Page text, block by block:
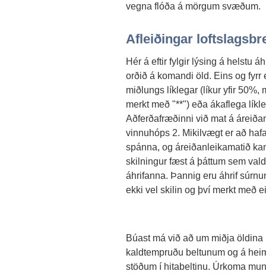
vegna flóða á mörgum svæðum.
Afleiðingar
Hér á eftir fylgir lýsing á helstu
orðið á komandi öld. Eins og
miðlungs líklegar (líkur yfir 50%,
merkt með "**") eða ákaflega
Aðferðafræðinni við mat á
vinnuhóps 2. Mikilvægt er að
spánna, og áreiðanleikamatið
skilningur fæst á þáttum sem
áhrifanna. Þannig eru áhrif
ekki vel skilin og því merkt með
Búast má við að um miðja
kaldtempruðu beltunum og á
stöðum í hitabeltinu. Úrkoma